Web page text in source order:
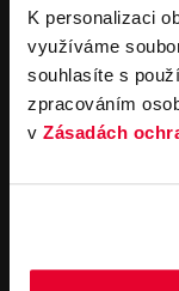
K personalizaci
využíváme
souhlasíte s
zpracováním
v Zásadách
Autopůjčovna
Operativní
Servisní služby
Servis